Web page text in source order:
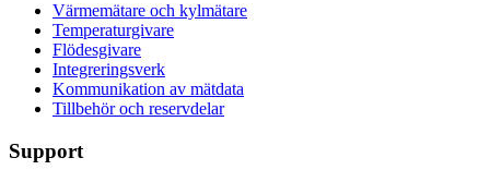
Värmemätare och kylmätare
Temperaturgivare
Flödesgivare
Integreringsverk
Kommunikation av mätdata
Tillbehör och reservdelar
Support